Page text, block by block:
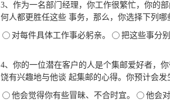
3、作为一名部门经理，你工作很繁忙，你的
何人都更胜任这些 事务，那么，你选择下列哪
对每件具体工作事必躬亲。 把这些事分
4、你的一位潜在客户的人是个集邮爱好者，
饶有兴趣地与他谈 起集邮的心得。你预计会发
他会觉得你有些冒昧、不合时宜。 他会